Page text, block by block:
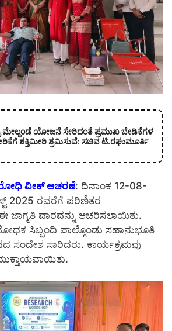
ಮೇಲ್ದಂಡೆ ಯೋಜನೆ ಸೇರಿದಂತೆ ಪ್ರಮುಖ ಬೇಡಿಕೆಗಳ
ಶಕ್ತಿಮೀರಿ ಶ್ರಮಿಸುವೆ: ಸಚಿವ ಟಿ.ರಘುಮೂರ್ತಿ
ವೀಕ್ ಆಚರಣೆ: ದಿನಾಂಕ 12-08-
2025 ರವರೆಗೆ ಪರಿಣಿತರ
ಜಾಗೃತಿ ವಾರವನ್ನು ಆಚರಿಸಲಾಯಿತು.
ಸಿಬ್ಬಂದಿ ಪಾಲ್ಗೊಂಡು ಸಹಾನುಭೂತಿ
ಸಂದೇಶ ಸಾರಿದರು. ಕಾರ್ಯಕ್ರಮವು